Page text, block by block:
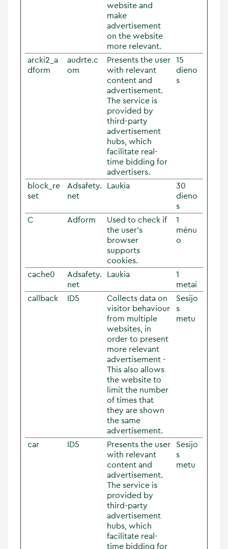
website and
make
advertisement
on the website
more relevant.
arcki2_a
dform
audrte.c
om
Presents the user
with relevant
content and
advertisement.
The service is
provided by
third-party
advertisement
hubs, which
facilitate real-
time bidding for
advertisers.
15
dieno
s
block_re
set
Adsafety.
net
Laukia
30
dieno
s
C
Adform
Used to check if
the user's
browser
supports
cookies.
1
mėnu
o
cache0
Adsafety.
net
Laukia
1
metai
callback
ID5
Collects data on
visitor behaviour
from multiple
websites, in
order to present
more relevant
advertisement -
This also allows
the website to
limit the number
of times that
they are shown
the same
advertisement.
Sesijo
s
metu
car ID5
Presents the user
with relevant
content and
advertisement.
The service is
provided by
third-party
advertisement
hubs, which
facilitate real-
time bidding for
Sesijo
s
metu